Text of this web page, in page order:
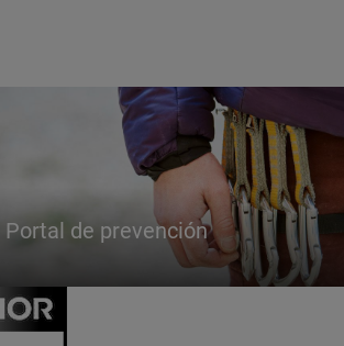
Portal de prevención